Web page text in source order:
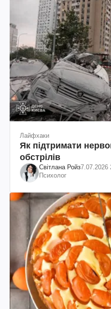
Лайфхаки
Як підтримати
обстрілів
Світлана Ройз7.07.2026
Психолог